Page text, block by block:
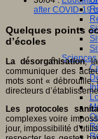
after COVID-19
Quelques points
d’écoles
La désorganisation,
communiquer des
mots sont « débrouille,
directeurs
Les protocoles
complexes voire
jour, impossibilité